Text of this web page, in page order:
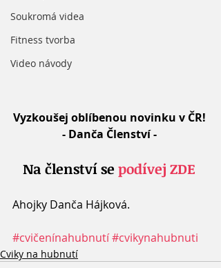
Soukromá videa
Fitness tvorba
Video návody
Vyzkoušej oblíbenou novinku v ČR!
- Danča Členství -
Na členství se podívej ZDE
Ahojky Danča Hájková.
#cvičenínahubnutí#cvikynahubnuti
Cviky na hubnutí